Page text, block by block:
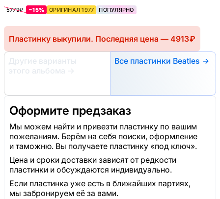
5779₽ −15% ОРИГИНАЛ 1977 ПОПУЛЯРНО
Пластинку выкупили. Последняя цена — 4913 ₽
Другие варианты
этого альбома
→
Все пластинки Beatles →
Оформите предзаказ
Мы можем найти и привезти пластинку по вашим
пожеланиям. Берём на себя поиски, оформление
и таможню. Вы получаете пластинку «под ключ».
Цена и сроки доставки зависят от редкости
пластинки и обсуждаются индивидуально.
Если пластинка уже есть в ближайших партиях,
мы забронируем её за вами.